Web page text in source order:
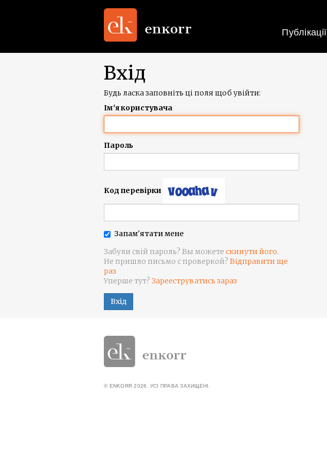
Публікації
Вхід
Будь ласка заповніть ці поля щоб увійти:
Ім'я користувача
Пароль
Код перевірки
Запам'ятати мене
Забули свій пароль? Вы можете скинути його.
Не пришло письмо с проверкой? Відправити ще
раз
Уперше тут? Зарееструватись зараз
Вхід
© ENKORR 2026. УСІ ПРАВА ЗАХИЩЕНІ.